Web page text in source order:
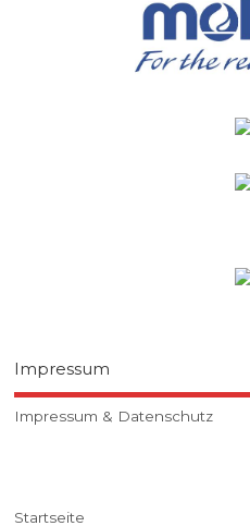
Impressum
Impressum & Datenschutz
Startseite